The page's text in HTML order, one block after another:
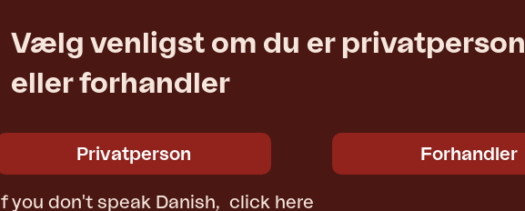
Vælg venligst om du er privatperson
eller forhandler
Privatperson Forhandler
If you don't speak Danish, click here